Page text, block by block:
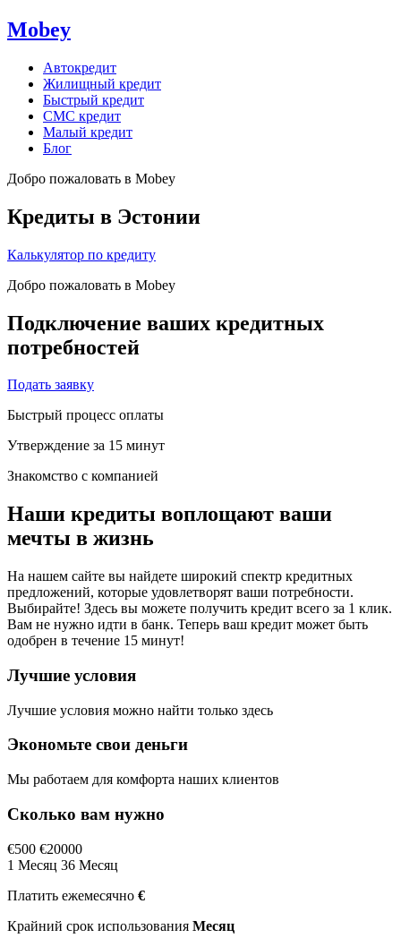
Mobey
Автокредит
Жилищный кредит
Быстрый кредит
СМС кредит
Малый кредит
Блог
Добро пожаловать в Mobey
Кредиты в Эстонии
Калькулятор по кредиту
Добро пожаловать в Mobey
Подключение ваших кредитных
потребностей
Подать заявку
Быстрый процесс оплаты
Утверждение за 15 минут
Знакомство с компанией
Наши кредиты воплощают ваши
мечты в жизнь
На нашем сайте вы найдете широкий спектр кредитных
предложений, которые удовлетворят ваши потребности.
Выбирайте! Здесь вы можете получить кредит всего за 1 клик.
Вам не нужно идти в банк. Теперь ваш кредит может быть
одобрен в течение 15 минут!
Лучшие условия
Лучшие условия можно найти только здесь
Экономьте свои деньги
Мы работаем для комфорта наших клиентов
Сколько вам нужно
€500 €20000
1 Месяц 36 Месяц
Платить ежемесячно €
Крайний срок использования Месяц